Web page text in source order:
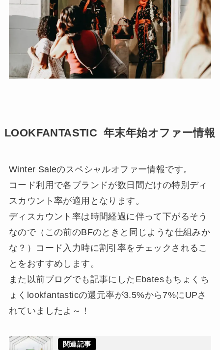
LOOKFANTASTIC 年末年始オファー情報
Winter Saleのスペシャルオファー情報です。
コード利用で各ブランドが数日間だけの特別ディ
スカウント率が適用となります。
ディスカウント率は時間経過に伴って下がるそう
なので（この前のBFのときと同じような仕組みか
な？）コード入力時に割引率をチェックされるこ
とをおすすめします。
また以前ブログでも記事にしたEbatesもちょくち
ょくlookfantasticの還元率が3.5%から7%にUPさ
れていましたよ～！